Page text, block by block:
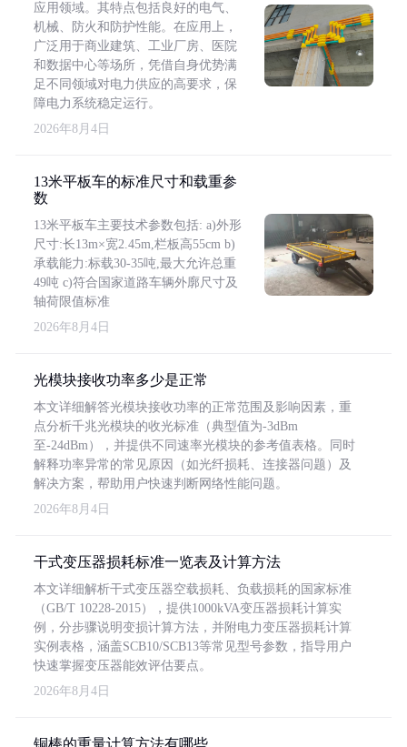
应用领域。其特点包括良好的电气、
机械、防火和防护性能。在应用上，
广泛用于商业建筑、工业厂房、医院
和数据中心等场所，凭借自身优势满
足不同领域对电力供应的高要求，保
障电力系统稳定运行。
2026年8月4日
13米平板车的标准尺寸和载重参
数
13米平板车主要技术参数包括: a)外形
尺寸:长13m×宽2.45m,栏板高55cm b)
承载能力:标载30-35吨,最大允许总重
49吨 c)符合国家道路车辆外廓尺寸及
轴荷限值标准
2026年8月4日
光模块接收功率多少是正常
本文详细解答光模块接收功率的正常范围及影响因素，重
点分析千兆光模块的收光标准（典型值为-3dBm
至-24dBm），并提供不同速率光模块的参考值表格。同时
解释功率异常的常见原因（如光纤损耗、连接器问题）及
解决方案，帮助用户快速判断网络性能问题。
2026年8月4日
干式变压器损耗标准一览表及计算方法
本文详细解析干式变压器空载损耗、负载损耗的国家标准
（GB/T 10228-2015），提供1000kVA变压器损耗计算实
例，分步骤说明变损计算方法，并附电力变压器损耗计算
实例表格，涵盖SCB10/SCB13等常见型号参数，指导用户
快速掌握变压器能效评估要点。
2026年8月4日
铜棒的重量计算方法有哪些